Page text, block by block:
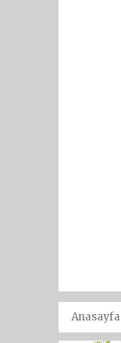
Anasayfa